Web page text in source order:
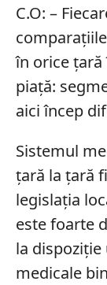
C.O: –
în orice
piață:
aici încep
Sistemul
țară la țară
legislația
este foarte
la
medicale